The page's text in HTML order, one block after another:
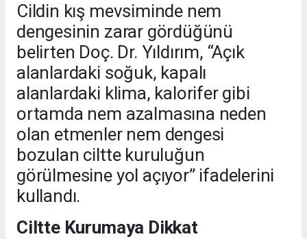
Cildin kış mevsiminde nem
dengesinin zarar gördüğünü
belirten Doç. Dr. Yıldırım, “Açık
alanlardaki soğuk, kapalı
alanlardaki klima, kalorifer gibi
ortamda nem azalmasına neden
olan etmenler nem dengesi
bozulan ciltte kuruluğun
görülmesine yol açıyor” ifadelerini
kullandı.
Ciltte Kurumaya Dikkat